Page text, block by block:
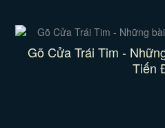
Gõ Cửa Trái Tim -
Tiến